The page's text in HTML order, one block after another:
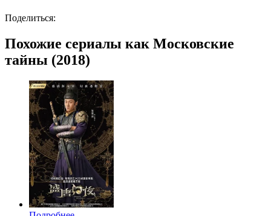
Поделиться:
Похожие сериалы как Московские
тайны (2018)